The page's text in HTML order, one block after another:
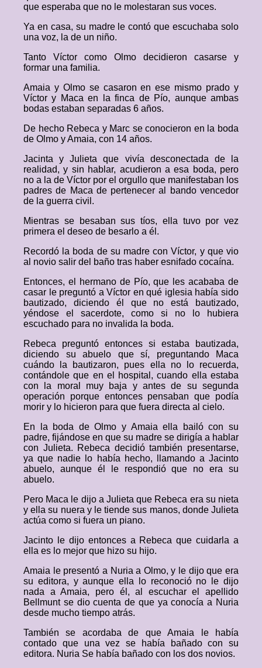
que esperaba que no le molestaran sus voces.
Ya en casa, su madre le contó que escuchaba solo
una voz, la de un niño.
Tanto Víctor como Olmo decidieron casarse y
formar una familia.
Amaia y Olmo se casaron en ese mismo prado y
Víctor y Maca en la finca de Pío, aunque ambas
bodas estaban separadas 6 años.
De hecho Rebeca y Marc se conocieron en la boda
de Olmo y Amaia, con 14 años.
Jacinta y Julieta que vivía desconectada de la
realidad, y sin hablar, acudieron a esa boda, pero
no a la de Víctor por el orgullo que manifestaban los
padres de Maca de pertenecer al bando vencedor
de la guerra civil.
Mientras se besaban sus tíos, ella tuvo por vez
primera el deseo de besarlo a él.
Recordó la boda de su madre con Víctor, y que vio
al novio salir del baño tras haber esnifado cocaína.
Entonces, el hermano de Pío, que les acababa de
casar le preguntó a Víctor en qué iglesia había sido
bautizado, diciendo él que no está bautizado,
yéndose el sacerdote, como si no lo hubiera
escuchado para no invalida la boda.
Rebeca preguntó entonces si estaba bautizada,
diciendo su abuelo que sí, preguntando Maca
cuándo la bautizaron, pues ella no lo recuerda,
contándole que en el hospital, cuando ella estaba
con la moral muy baja y antes de su segunda
operación porque entonces pensaban que podía
morir y lo hicieron para que fuera directa al cielo.
En la boda de Olmo y Amaia ella bailó con su
padre, fijándose en que su madre se dirigía a hablar
con Julieta. Rebeca decidió también presentarse,
ya que nadie lo había hecho, llamando a Jacinto
abuelo, aunque él le respondió que no era su
abuelo.
Pero Maca le dijo a Julieta que Rebeca era su nieta
y ella su nuera y le tiende sus manos, donde Julieta
actúa como si fuera un piano.
Jacinto le dijo entonces a Rebeca que cuidarla a
ella es lo mejor que hizo su hijo.
Amaia le presentó a Nuria a Olmo, y le dijo que era
su editora, y aunque ella lo reconoció no le dijo
nada a Amaia, pero él, al escuchar el apellido
Bellmunt se dio cuenta de que ya conocía a Nuria
desde mucho tiempo atrás.
También se acordaba de que Amaia le había
contado que una vez se había bañado con su
editora. Nuria Se había bañado con los dos novios.